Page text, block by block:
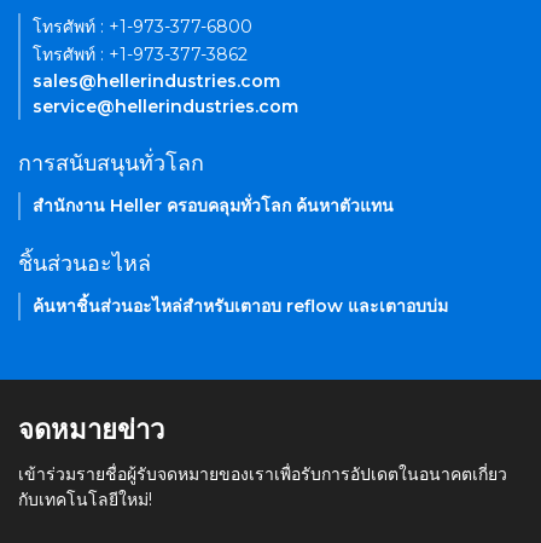
โทรศัพท์ : +1-973-377-6800
โทรศัพท์ : +1-973-377-3862
sales@hellerindustries.com
service@hellerindustries.com
การสนับสนุนทั่วโลก
สำนักงาน Heller ครอบคลุมทั่วโลก ค้นหาตัวแทน
ชิ้นส่วนอะไหล่
ค้นหาชิ้นส่วนอะไหล่สำหรับเตาอบ reflow และเตาอบบ่ม
จดหมายข่าว
เข้าร่วมรายชื่อผู้รับจดหมายของเราเพื่อรับการอัปเดตในอนาคตเกี่ยว
กับเทคโนโลยีใหม่!